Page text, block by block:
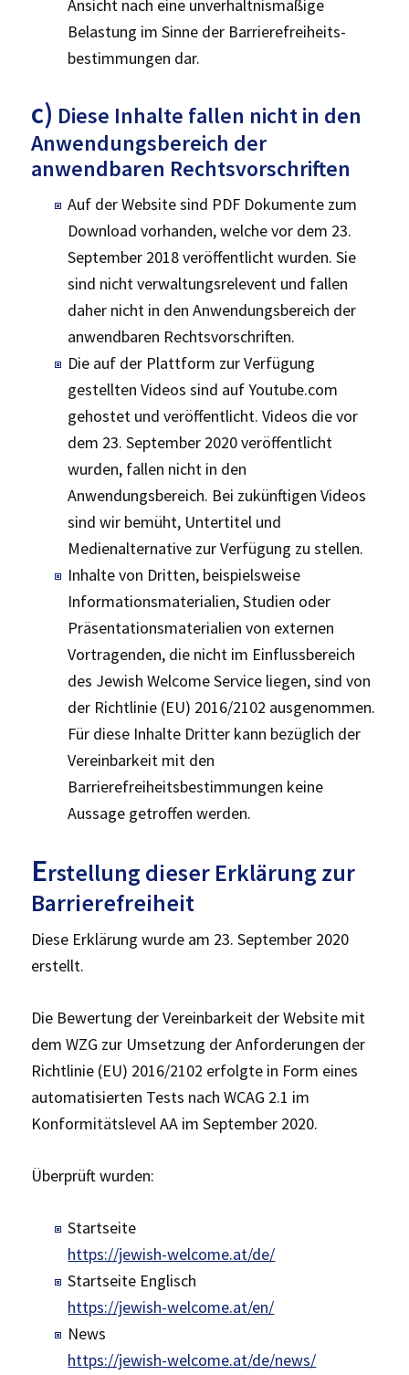
Ansicht nach eine unverhältnismäßige
Belastung im Sinne der Barrierefreiheits­
bestimmungen dar.
c) Diese Inhalte fallen nicht in den
Anwendungsbereich der
anwendbaren Rechtsvorschriften
Auf der Website sind PDF Dokumente zum
Download vorhanden, welche vor dem 23.
September 2018 veröffentlicht wurden. Sie
sind nicht verwaltungsrelevent und fallen
daher nicht in den Anwendungsbereich der
anwendbaren Rechtsvorschriften.
Die auf der Plattform zur Verfügung
gestellten Videos sind auf Youtube.com
gehostet und veröffentlicht. Videos die vor
dem 23. September 2020 veröffentlicht
wurden, fallen nicht in den
Anwendungsbereich. Bei zukünftigen Videos
sind wir bemüht, Untertitel und
Medienalternative zur Verfügung zu stellen.
Inhalte von Dritten, beispielsweise
Informationsmaterialien, Studien oder
Präsentations­­materialien von externen
Vortragenden, die nicht im Einflussbereich
des Jewish Welcome Service liegen, sind von
der Richtlinie (EU) 2016/2102 ausgenommen.
Für diese Inhalte Dritter kann bezüglich der
Vereinbarkeit mit den
Barrierefreiheitsbestimmungen keine
Aussage getroffen werden.
Erstellung dieser Erklärung zur
Barrierefreiheit
Diese Erklärung wurde am 23. September 2020
erstellt.
Die Bewertung der Vereinbarkeit der Website mit
dem WZG zur Umsetzung der Anforderungen der
Richtlinie (EU) 2016/2102 erfolgte in Form eines
automatisierten Tests nach WCAG 2.1 im
Konformitätslevel AA im September 2020.
Überprüft wurden:
Startseite
https://jewish-welcome.at/de/
Startseite Englisch
https://jewish-welcome.at/en/
News
https://jewish-welcome.at/de/news/